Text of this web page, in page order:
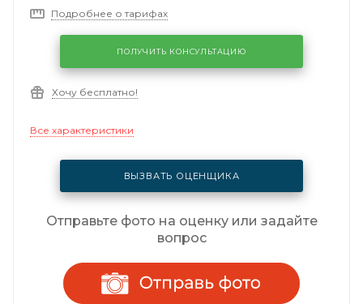
Подробнее о тарифах
ПОЛУЧИТЬ КОНСУЛЬТАЦИЮ
Хочу бесплатно!
Все характеристики
ВЫЗВАТЬ ОЦЕНЩИКА
Отправьте фото на оценку или задайте
вопрос